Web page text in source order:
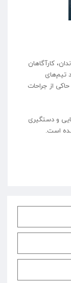
کارآگاهان
تیم‌های
حاکی از جراحات
و دستگیری
است.